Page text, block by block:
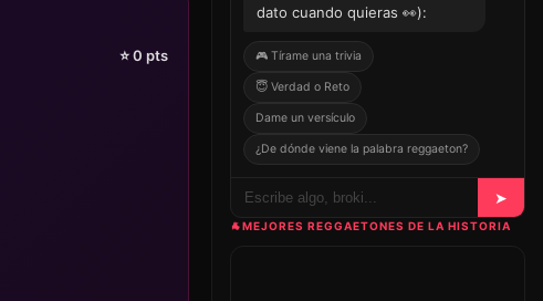
⭐0 pts
dato cuando quieras 👀):
🎮 Tírame una trivia
😇 Verdad o Reto
Dame un versículo
¿De dónde viene la palabra reggaeton?
➤
🐐MEJORES REGGAETONES DE LA HISTORIA